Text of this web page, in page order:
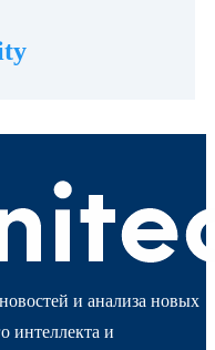
и анализа новых
интеллекта и